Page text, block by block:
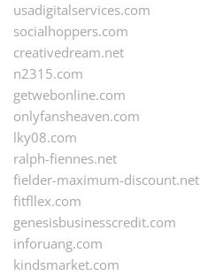
usadigitalservices.com
socialhoppers.com
creativedream.net
n2315.com
getwebonline.com
onlyfansheaven.com
lky08.com
ralph-fiennes.net
fielder-maximum-discount.net
fitfllex.com
genesisbusinesscredit.com
inforuang.com
kindsmarket.com